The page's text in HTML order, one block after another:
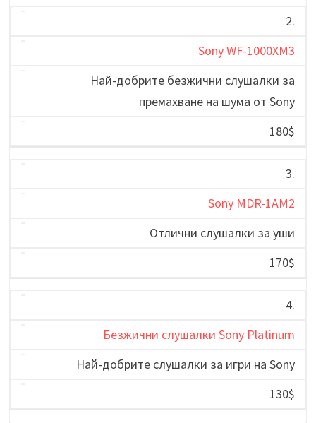
2.
Sony WF-1000XM3
Най-добрите безжични слушалки за
премахване на шума от Sony
180$
3.
Sony MDR-1AM2
Отлични слушалки за уши
170$
4.
Безжични слушалки Sony Platinum
Най-добрите слушалки за игри на Sony
130$